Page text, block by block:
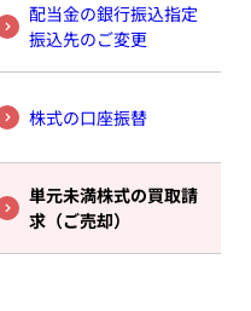
配当金の銀行振込指定
振込先のご変更
株式の口座振替
単元未満株式の買取請
求 （ご売却）